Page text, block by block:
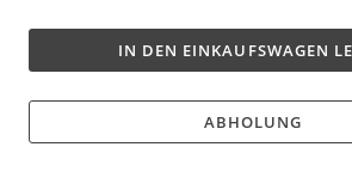
IN DEN EINKAUFSWAGEN
ABHOLUNG